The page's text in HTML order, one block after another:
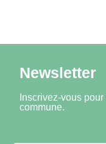
Newsletter
Inscrivez-vous
commune.